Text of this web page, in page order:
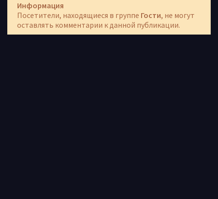
Информация
Посетители, находящиеся в группе Гости, не могут
оставлять комментарии к данной публикации.